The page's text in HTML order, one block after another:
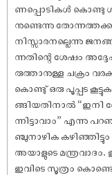
ണപ്പൊടികൾ കൊണ്ടു
നുണ്ടെന്നു
നിസ്സാരനല്ലെന്നു
ന്നതിന്റെ ശേ‌ഷം
രുത്താനുള്ള ചക്രം
കൊണ്ടു് ഒരു പൂപ്പട
ങ്ങിയതിനാൽ “ഇനി
ന്നിട്ടാവാം” എന്നു
ഞ്ചുനാഴിക
അയാളുടെ
ഇവിടെ സൂത്രം